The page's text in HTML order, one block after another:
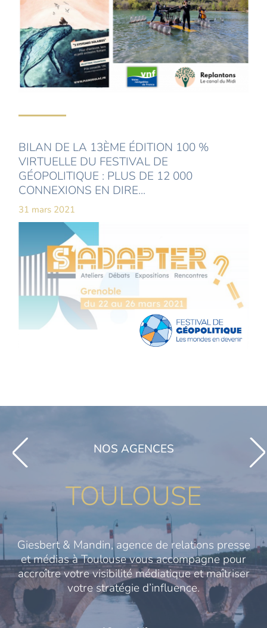
BILAN DE LA 13ÈME ÉDITION 100 %
VIRTUELLE DU FESTIVAL DE
GÉOPOLITIQUE : PLUS DE 12 000
CONNEXIONS EN DIRE...
31 mars 2021
NOS AGENCES
TOULOUSE
Giesbert & Mandin, agence de relations presse
et médias à Toulouse vous accompagne pour
accroître votre visibilité médiatique et maîtriser
votre stratégie d’influence.